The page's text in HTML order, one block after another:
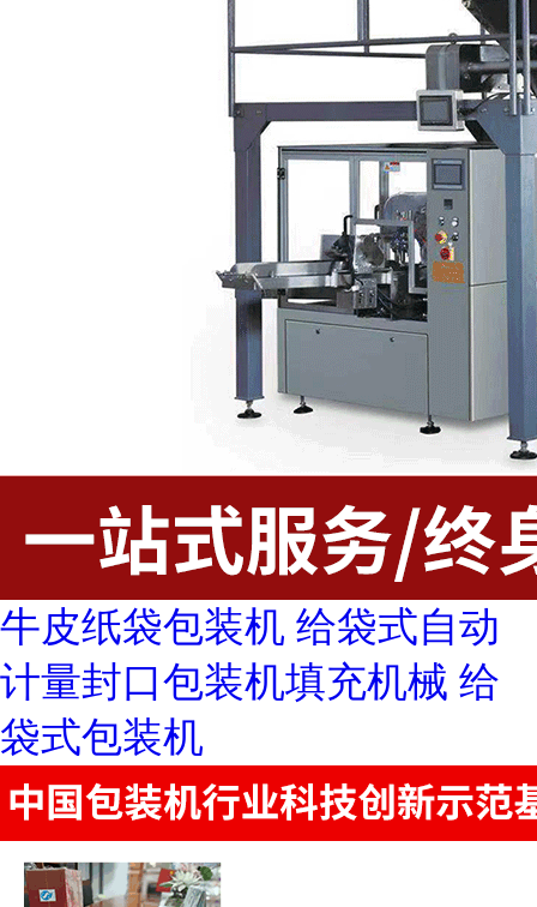
牛皮纸袋包装机 给袋式自动
计量封口包装机填充机械 给
袋式包装机